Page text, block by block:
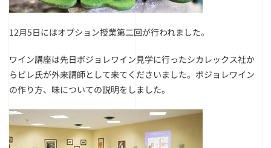
12月5日にはオプション授業第二回が行われました。
ワイン講座は先日ボジョレワイン見学に行ったシカレックス社か
らピレ氏が外来講師として来てくださいました。ボジョレワイン
の作り方、味についての説明をしました。